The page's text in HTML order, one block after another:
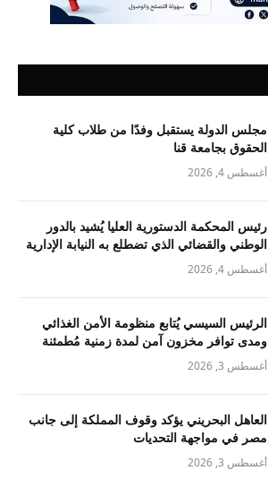
مجلس الدولة يستقبل وفدًا من طلاب كلية
الحقوق بجامعة قنا
أغسطس 4, 2026
رئيس المحكمة الدستورية العليا يُشيد بالدور
الوطني والقضائي الذي تضطلع به النيابة الإدارية
أغسطس 4, 2026
الرئيس السيسي يُتابع منظومة الأمن الغذائي
ومدى توافر مخزون آمن لمدة زمنية مُطمئنة
أغسطس 3, 2026
العاهل البحريني يؤكد وقوف المملكة إلى جانب
مصر في مواجهة التحديات
أغسطس 3, 2026